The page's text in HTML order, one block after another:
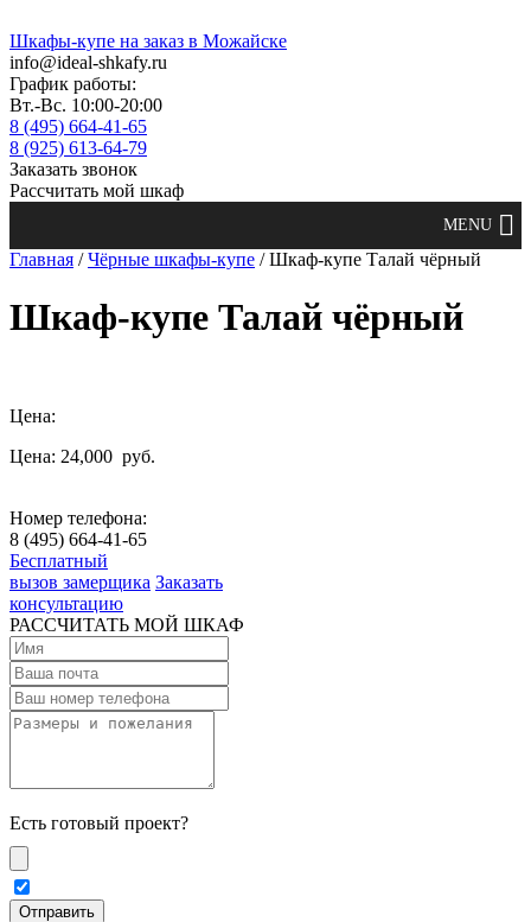
Шкафы-купе на заказ в Можайске
info@ideal-shkafy.ru
График работы:
Вт.-Вс. 10:00-20:00
8 (495) 664-41-65
8 (925) 613-64-79
Заказать звонок
Рассчитать мой шкаф
Главная /Чёрные шкафы-купе / Шкаф-купе Талай чёрный
Шкаф-купе Талай чёрный
Цена:
Цена: 24,000 руб.
Номер телефона:
8 (495) 664-41-65
Бесплатный
вызов замерщика Заказать
консультацию
РАССЧИТАТЬ МОЙ ШКАФ
Есть готовый проект?